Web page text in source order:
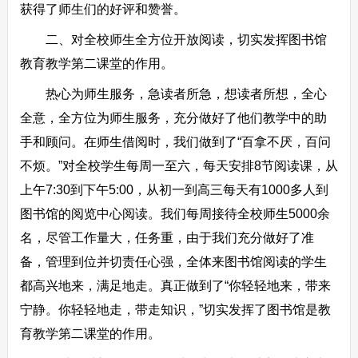
获得了师生们的好评和赞誉。
二、对全校师生全方位开放阅读，切实发挥图书馆
教育教学第二课堂的作用。
热心为师生服务，急读者所急，想读者所想，全心
全意，全方位为师生服务，充分做好了他们教学中的助
手和顾问。在师生借阅时，我们做到了“百拿不厌，百问
不烦。”对全校学生每周一至六，每天安排8节阅读课，从
上午7:30到下午5:00，从初一到高三每天有1000多人到
图书馆的阅览中心阅读。我们每周接待全校师生5000余
名，尽管工作量大，任务重，由于我们充分做好了准
备，管理到位并切责任心强，全体来图书馆阅读的学生
都高兴地来，满足地走。真正做到了“你轻轻地来，带来
宁静。你轻轻地走，带走知识，”切实发挥了图书馆是教
育教学第二课堂的作用。